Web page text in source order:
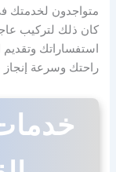
متواجدون لخدمتك
كان ذلك لتركيب
استفساراتك
راحتك وسرعة